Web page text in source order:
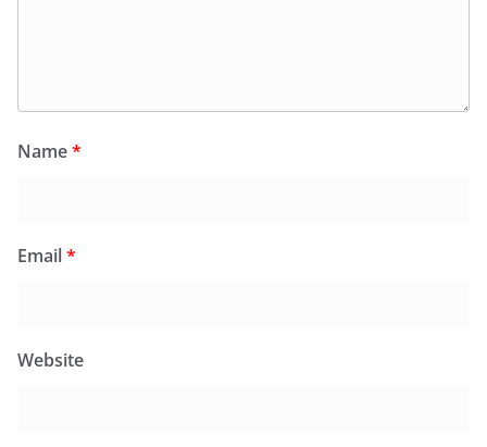
Name*
Email*
Website